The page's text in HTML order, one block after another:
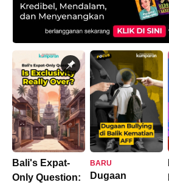
Bali's Expat-
Only Question:
BARU
Dugaan